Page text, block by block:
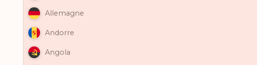
Allemagne
Andorre
Angola